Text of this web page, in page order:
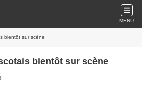
MENU
bientôt sur scène
bientôt sur scène